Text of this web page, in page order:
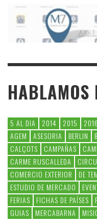
5 AL DIA 2014 2015 2016
AGEM
ASESORIA BERLIN
CALÇOTS
CAMPAÑAS
CARME RUSCALLEDA
COMERCIO EXTERIOR
DE
ESTUDIO DE MERCADO
FERIAS
FICHAS DE PAÍSES
GUIAS
MERCABARNA